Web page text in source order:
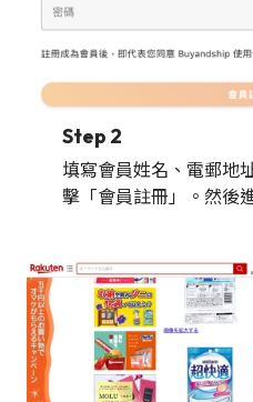
Step 2
填寫會員姓名、電郵地
擊「會員註冊」。然後